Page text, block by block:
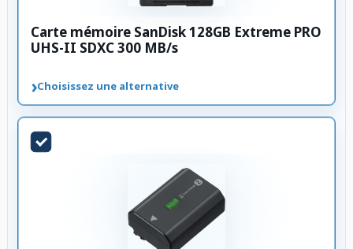
Carte mémoire SanDisk 128GB Extreme PRO
UHS-II SDXC 300 MB/s
›Choisissez une alternative